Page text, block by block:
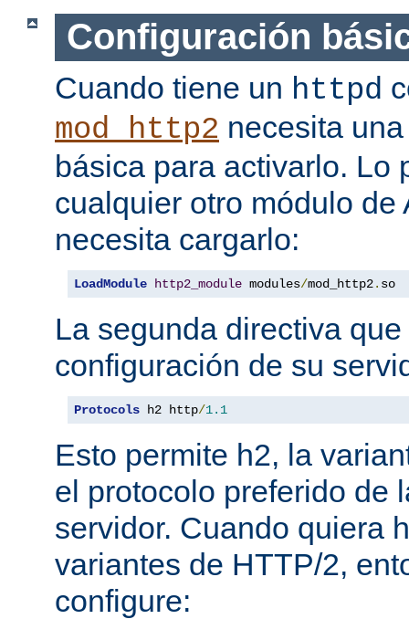
Configuración
Cuando tiene un httpd
mod_http2 necesita
básica para activarlo. Lo
cualquier otro módulo de
necesita cargarlo:
LoadModule http2_module modules/mod_http2. so
La segunda directiva
configuración de su
Protocols h2 http/1.1
Esto permite h2, la
el protocolo preferido de
servidor. Cuando quiera
variantes de HTTP/2,
configure: